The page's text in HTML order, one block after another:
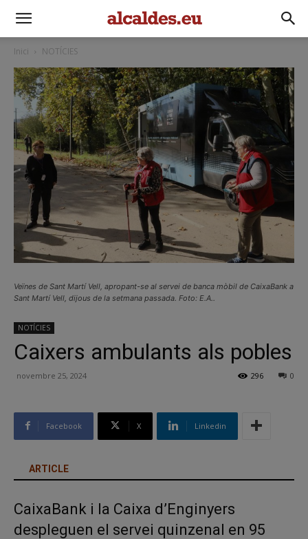
Inici NOTÍCIES
Veïnes de Sant Martí Vell, apropant-se al servei de banca mòbil de CaixaBank a
Sant Martí Vell, dijous de la setmana passada. Foto: E.A..
NOTÍCIES
Caixers ambulants als pobles
novembre 25, 2024 0
296
Facebook X Linkedin
ARTICLE
CaixaBank i la Caixa d’Enginyers
despleguen el servei quinzenal en 95